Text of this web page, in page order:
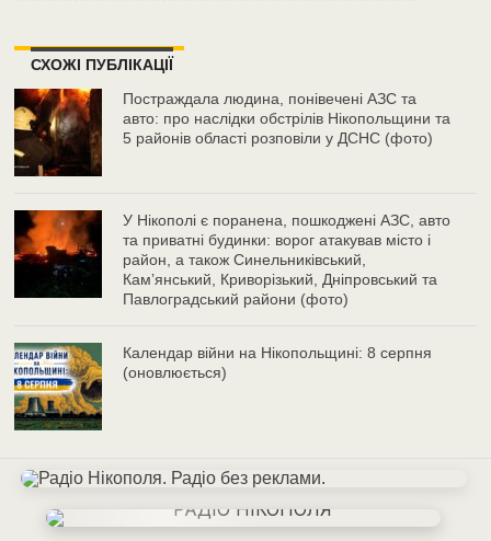
СХОЖІ ПУБЛІКАЦІЇ
Постраждала людина, понівечені АЗС та
авто: про наслідки обстрілів Нікопольщини та
5 районів області розповіли у ДСНС (фото)
У Нікополі є поранена, пошкоджені АЗС, авто
та приватні будинки: ворог атакував місто і
район, а також Синельниківський,
Камʼянський, Криворізький, Дніпровський та
Павлоградський райони (фото)
Календар війни на Нікопольщині: 8 серпня
(оновлюється)